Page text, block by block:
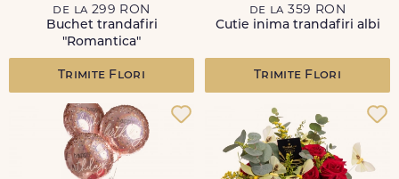
de la 299 RON
Buchet trandafiri
"Romantica"
Trimite Flori
de la 359 RON
Cutie inima trandafiri albi
Trimite Flori